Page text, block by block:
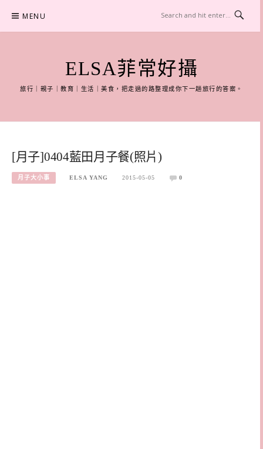
content
MENU
ELSA菲常好攝
旅行｜親子｜教育｜生活｜美食，把走過的路整理成你下一趟旅行的答案。
[月子]0404藍田月子餐(照片)
月子大小事 ELSA YANG 2015-05-05 0